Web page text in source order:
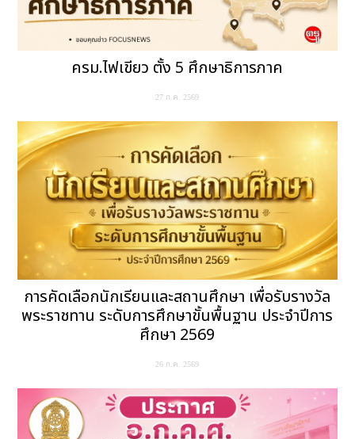
ครม.ไฟเขียว ตั้ง 5 ศึกษาธิการภาค
27 ก.ค. 2569
การคัดเลือกนักเรียนและสถานศึกษา เพื่อรับรางวัล
พระราชทาน ระดับการศึกษาขั้นพื้นฐาน ประจำปีการ
ศึกษา 2569
26 ก.ค. 2569